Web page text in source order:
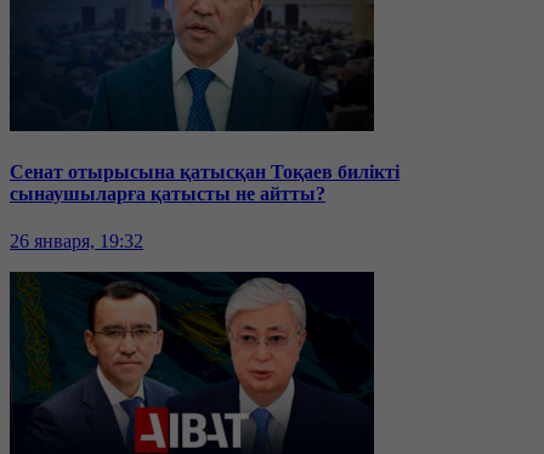
Сенат отырысына қатысқан Тоқаев билікті
сынаушыларға қатысты не айтты?
26 января, 19:32